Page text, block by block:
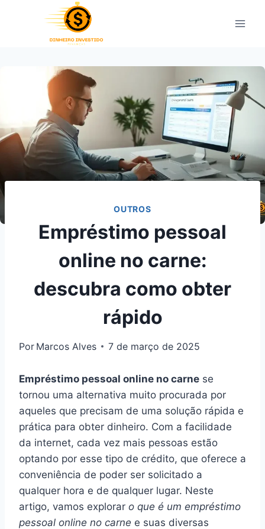
OUTROS
Empréstimo pessoal
online no carne:
descubra como obter
rápido
Por Marcos Alves 7 de março de 2025
Empréstimo pessoal online no carne se
tornou uma alternativa muito procurada por
aqueles que precisam de uma solução rápida e
prática para obter dinheiro. Com a facilidade
da internet, cada vez mais pessoas estão
optando por esse tipo de crédito, que oferece a
conveniência de poder ser solicitado a
qualquer hora e de qualquer lugar. Neste
artigo, vamos explorar o que é um empréstimo
pessoal online no carne e suas diversas